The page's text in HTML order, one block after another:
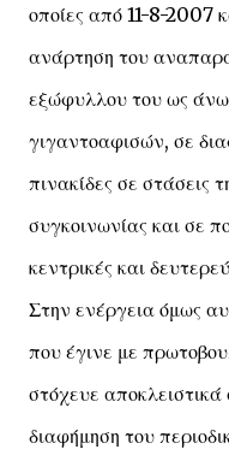
οποίες από 11-8-2007
ανάρτηση του
εξώφυλλου του ως
γιγαντοαφισών, σε
πινακίδες σε στάσεις
συγκοινωνίας και σε
κεντρικές και
Στην ενέργεια όμως
που έγινε με
στόχευε αποκλειστικά
διαφήμηση του